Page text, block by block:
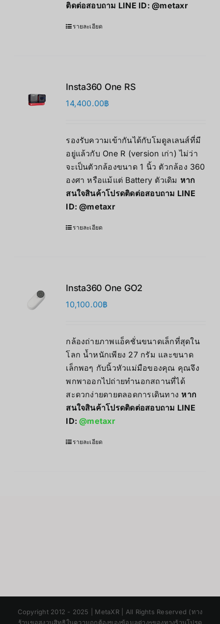
ติดต่อสอบถาม LINE ID:@metaxr
รายละเอียด
Insta360 One RS
14,400.00฿
รองรับความเข้ากันได้กับโมดูลเลนส์ที่มี
อยู่แล้วกับ One R (version เก่า) ไม่ว่า
จะเป็นตัวกล้องขนาด 1 นิ้ว ตัวกล้อง 360
องศา หรือแม้แต่ Battery ตัวเดิม หาก
สนใจสินค้าโปรดติดต่อสอบถาม LINE
ID:@metaxr
รายละเอียด
Insta360 One GO2
10,100.00฿
กล้องถ่ายภาพแอ็คชั่นขนาดเล็กที่สุดใน
โลก น้ำหนักเพียง 27 กรัม และขนาด
เล็กพอๆ กับนิ้วหัวแม่มือของคุณ คุณจึง
พกพาออกไปถ่ายทำนอกสถานที่ได้
สะดวกง่ายดายตลอดการเดินทาง หาก
สนใจสินค้าโปรดติดต่อสอบถาม LINE
ID:@metaxr
รายละเอียด
Copyright 2012 - 2025 | MetaXR | All Rights Reserved (ทาง